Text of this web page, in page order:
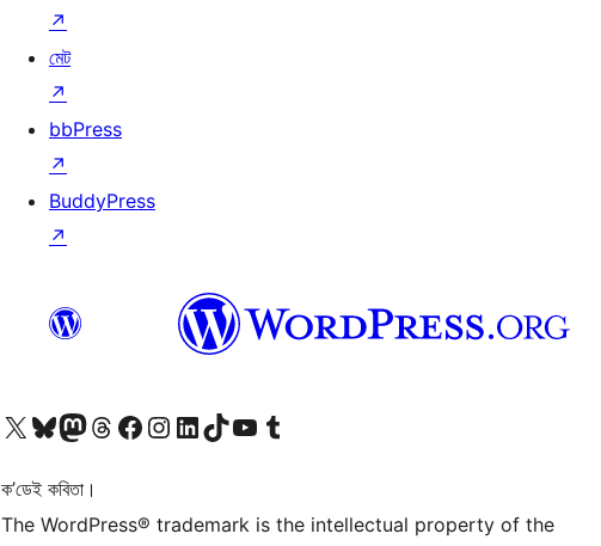
↗
মেট
↗
bbPress
↗
BuddyPress
↗
আমাৰ X (আগৰ Twitter) একাউণ্টলৈ যাওকআমাৰ Bluesky একাউণ্টলৈ যাওকআমাৰ Mastodon একাউণ্টলৈ যাওকআমাৰ Threads একাউণ্টলৈ যাওকআমাৰ Facebook পৃষ্ঠালৈ যাওকআমাৰ Instagram একাউণ্টলৈ যাওকআমাৰ LinkedIn একাউণ্টলৈ যাওকআমাৰ TikTok একাউণ্টলৈ যাওকআমাৰ YouTube চেনেললৈ যাওকআমাৰ Tumblr একাউণ্টলৈ যাওক
ক’ডেই কবিতা।
The WordPress® trademark is the intellectual property of the